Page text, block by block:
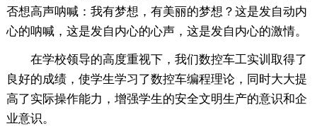
否想高声呐喊：我有梦想，有美丽的梦想？这是发自动内
心的呐喊，这是发自内心的心声，这是发自内心的激情。
在学校领导的高度重视下，我们数控车工实训取得了
良好的成绩，使学生学习了数控车编程理论，同时大大提
高了实际操作能力，增强学生的安全文明生产的意识和企
业意识。